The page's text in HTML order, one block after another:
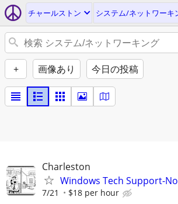
チャールストン システム/ネットワーキ
+ 画像あり 今日の投稿
Charleston
Windows Tech Support-
7/21 $18 per hour